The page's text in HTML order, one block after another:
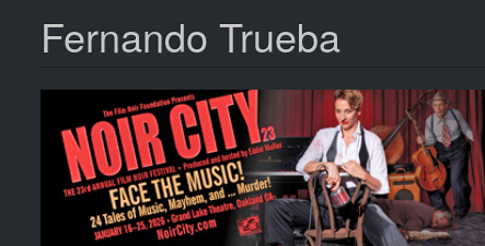
Fernando Trueba